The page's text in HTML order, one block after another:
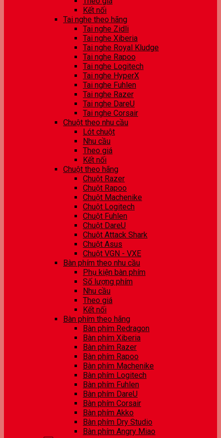
Kết nối
Tai nghe theo hãng
Tai nghe Zidli
Tai nghe Xiberia
Tai nghe Royal Kludge
Tai nghe Rapoo
Tai nghe Logitech
Tai nghe HyperX
Tai nghe Fuhlen
Tai nghe Razer
Tai nghe DareU
Tai nghe Corsair
Chuột theo nhu cầu
Lót chuột
Nhu cầu
Theo giá
Kết nối
Chuột theo hãng
Chuột Razer
Chuột Rapoo
Chuột Machenike
Chuột Logitech
Chuột Fuhlen
Chuột DareU
Chuột Attack Shark
Chuột Asus
Chuột VGN - VXE
Bàn phím theo nhu cầu
Phụ kiện bàn phím
Số lượng phím
Nhu cầu
Theo giá
Kết nối
Bàn phím theo hãng
Bàn phím Redragon
Bàn phím Xiberia
Bàn phím Razer
Bàn phím Rapoo
Bàn phím Machenike
Bàn phím Logitech
Bàn phím Fuhlen
Bàn phím DareU
Bàn phím Corsair
Bàn phím Akko
Bàn phím Dry Studio
Bàn phím Angry Miao